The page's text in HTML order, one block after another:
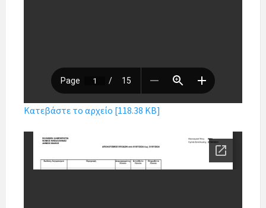
Κατεβάστε το αρχείο [118.38 KB]